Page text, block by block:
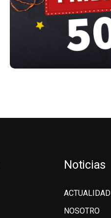
Noticias
ACTUALIDAD
NOSOTRO